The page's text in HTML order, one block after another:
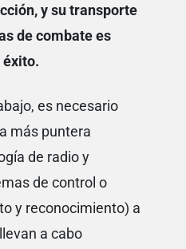
y su transporte
de combate es
es necesario
más puntera
de radio y
de control o
y reconocimiento) a
a cabo